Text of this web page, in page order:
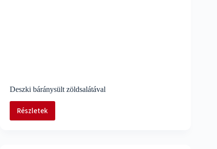
Deszki báránysült zöldsalátával
Részletek
Deszki